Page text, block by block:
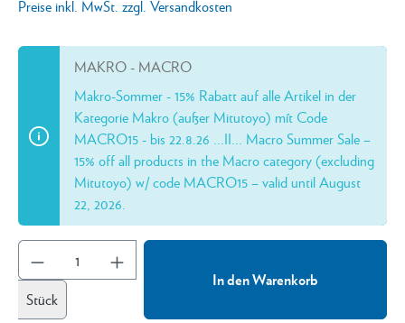
Preise inkl. MwSt. zzgl. Versandkosten
MAKRO - MACRO
Makro-Sommer - 15% Rabatt auf alle Artikel in der
Kategorie Makro (außer Mitutoyo) mít Code
MACRO15 - bis 22.8.26 ...II... Macro Summer Sale –
15% off all products in the Macro category (excluding
Mitutoyo) w/ code MACRO15 – valid until August
22, 2026.
Stück
In den Warenkorb